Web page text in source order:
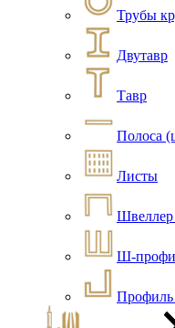
Трубы
Двутавр
Тавр
Полоса
Листы
Швеллер
Ш-
Профиль